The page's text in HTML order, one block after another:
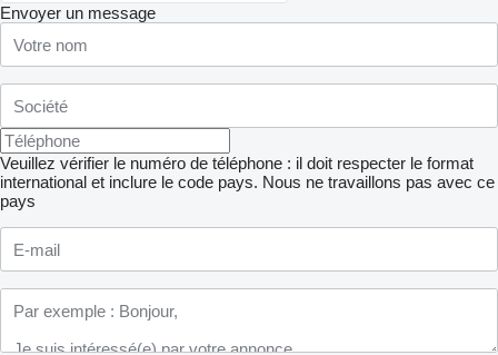
Envoyer un message
Veuillez vérifier le numéro de téléphone : il doit respecter le format
international et inclure le code pays. Nous ne travaillons pas avec ce
pays